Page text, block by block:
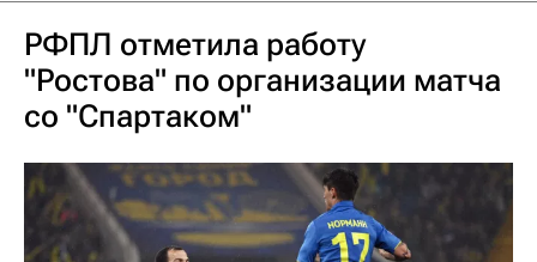
РФПЛ отметила работу
"Ростова" по организации матча
со "Спартаком"